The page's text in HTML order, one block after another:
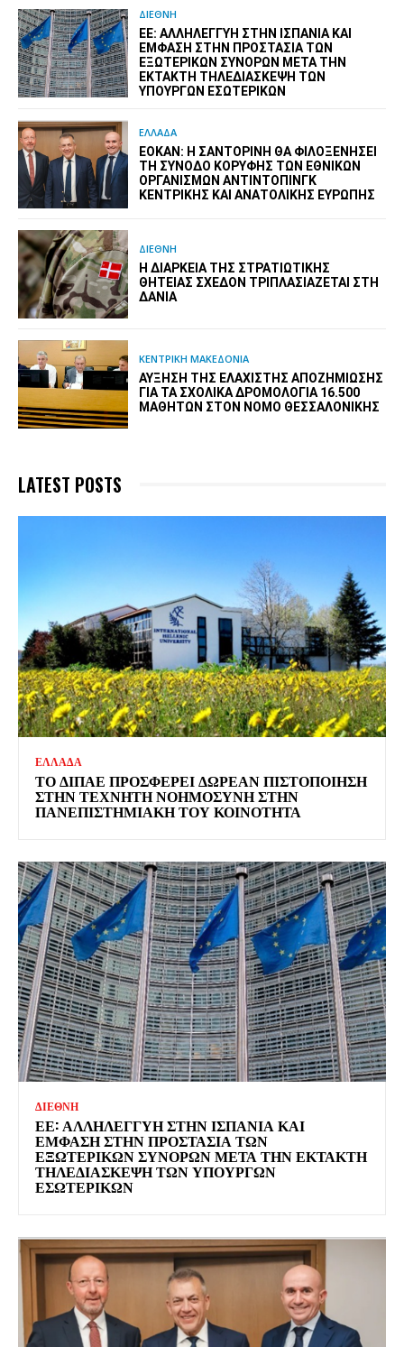
ΔΙΕΘΝΗ
ΕΕ: ΑΛΛΗΛΕΓΓΎΗ ΣΤΗΝ ΙΣΠΑΝΊΑ ΚΑΙ
ΈΜΦΑΣΗ ΣΤΗΝ ΠΡΟΣΤΑΣΊΑ ΤΩΝ
ΕΞΩΤΕΡΙΚΏΝ ΣΥΝΌΡΩΝ ΜΕΤΆ ΤΗΝ
ΈΚΤΑΚΤΗ ΤΗΛΕΔΙΆΣΚΕΨΗ ΤΩΝ
ΥΠΟΥΡΓΏΝ ΕΣΩΤΕΡΙΚΏΝ
ΕΛΛΑΔΑ
ΕΟΚΑΝ: Η ΣΑΝΤΟΡΊΝΗ ΘΑ ΦΙΛΟΞΕΝΉΣΕΙ
ΤΗ ΣΎΝΟΔΟ ΚΟΡΥΦΉΣ ΤΩΝ ΕΘΝΙΚΏΝ
ΟΡΓΑΝΙΣΜΏΝ ΑΝΤΙΝΤΌΠΙΝΓΚ
ΚΕΝΤΡΙΚΉΣ ΚΑΙ ΑΝΑΤΟΛΙΚΉΣ ΕΥΡΏΠΗΣ
ΔΙΕΘΝΗ
Η ΔΙΆΡΚΕΙΑ ΤΗΣ ΣΤΡΑΤΙΩΤΙΚΉΣ
ΘΗΤΕΊΑΣ ΣΧΕΔΌΝ ΤΡΙΠΛΑΣΙΆΖΕΤΑΙ ΣΤΗ
ΔΑΝΊΑ
ΚΕΝΤΡΙΚΗ ΜΑΚΕΔΟΝΙΑ
ΑΎΞΗΣΗ ΤΗΣ ΕΛΆΧΙΣΤΗΣ ΑΠΟΖΗΜΊΩΣΗΣ
ΓΙΑ ΤΑ ΣΧΟΛΙΚΆ ΔΡΟΜΟΛΌΓΙΑ 16.500
ΜΑΘΗΤΏΝ ΣΤΟΝ ΝΟΜΌ ΘΕΣΣΑΛΟΝΊΚΗΣ
LATEST POSTS
ΕΛΛΑΔΑ
ΤΟ ΔΙΠΑΕ ΠΡΟΣΦΈΡΕΙ ΔΩΡΕΆΝ ΠΙΣΤΟΠΟΊΗΣΗ
ΣΤΗΝ ΤΕΧΝΗΤΉ ΝΟΗΜΟΣΎΝΗ ΣΤΗΝ
ΠΑΝΕΠΙΣΤΗΜΙΑΚΉ ΤΟΥ ΚΟΙΝΌΤΗΤΑ
ΔΙΕΘΝΗ
ΕΕ: ΑΛΛΗΛΕΓΓΎΗ ΣΤΗΝ ΙΣΠΑΝΊΑ ΚΑΙ
ΈΜΦΑΣΗ ΣΤΗΝ ΠΡΟΣΤΑΣΊΑ ΤΩΝ
ΕΞΩΤΕΡΙΚΏΝ ΣΥΝΌΡΩΝ ΜΕΤΆ ΤΗΝ ΈΚΤΑΚΤΗ
ΤΗΛΕΔΙΆΣΚΕΨΗ ΤΩΝ ΥΠΟΥΡΓΏΝ
ΕΣΩΤΕΡΙΚΏΝ